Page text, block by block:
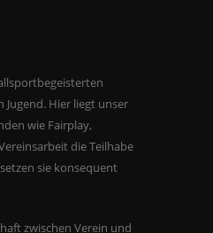
Jugend. Hier liegt unser
wie Fairplay,
die Teilhabe
sie konsequent
zwischen Verein und